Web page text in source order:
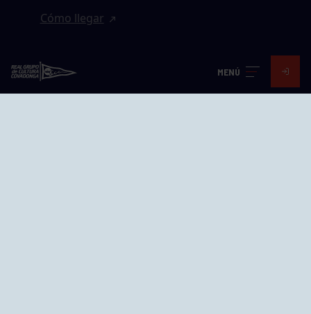
MENÚ
Cómo llegar
Avd. Jesús Revuelta, 2 33204
Gijón - Asturias